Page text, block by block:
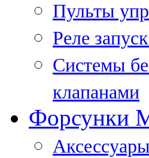
Пульты
Реле
Системы
клапанами
Форсунки
Аксессуары